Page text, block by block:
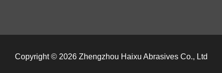
Copyright © 2026 Zhengzhou Haixu Abrasives Co., Ltd